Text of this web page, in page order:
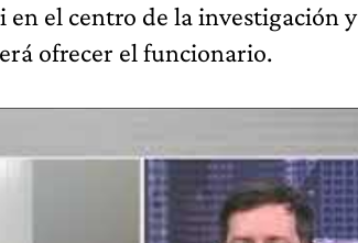
el centro de la investigación y
ofrecer el funcionario.